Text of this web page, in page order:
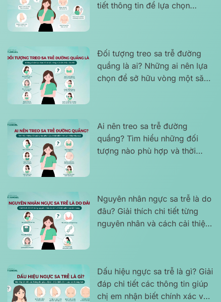
tiết thông tin để lựa chọn
Đối tượng treo sa trễ đường
quầng là ai? Những ai nên lựa
chọn để sở hữu vòng một săn
Ai nên treo sa trễ đường
quầng? Tìm hiểu những đối
tượng nào phù hợp và thời
Nguyên nhân ngực sa trễ là do
đâu? Giải thích chi tiết từng
nguyên nhân và cách cải thiện
Dấu hiệu ngực sa trễ là gì? Giải
đáp chi tiết các thông tin giúp
chị em nhận biết chính xác và